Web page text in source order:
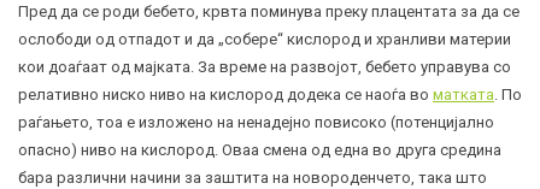
Пред да се роди бебето, крвта поминува преку плацентата за да се
ослободи од отпадот и да „собере“ кислород и хранливи материи
кои доаѓаат од мајката. За време на развојот, бебето управува со
релативно ниско ниво на кислород додека се наоѓа во матката . По
раѓањето, тоа е изложено на ненадејно повисоко (потенцијално
опасно) ниво на кислород. Оваа смена од една во друга средина
бара различни начини за заштита на новороденчето, така што